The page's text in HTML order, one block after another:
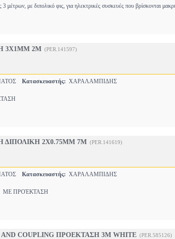
με διπολικό φις, για ηλεκτρικές συσκευές που βρίσκονται
3Χ1MM 2M (PER.141597)
Κατασκευαστής: ΧΑΡΑΛΑΜΠΙΔΗΣ
2Χ0.75MM 7M (PER.141619)
Κατασκευαστής: ΧΑΡΑΛΑΜΠΙΔΗΣ
ΜΕ ΠΡΟΈΚΤΑΣΗ
AND COUPLING ΠΡΟΕΚΤΑΣΗ 3M WHITE (PER.585126)